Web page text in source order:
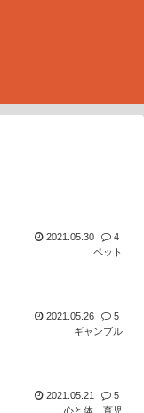
2021.05.30
4
ペット
2021.05.26
5
ギャンブル
2021.05.21
5
心と体
育児